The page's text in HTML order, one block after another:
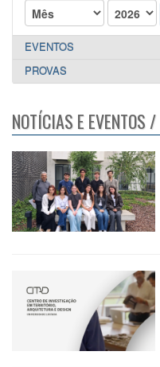
EVENTOS
PROVAS
NOTÍCIAS E EVENTOS /